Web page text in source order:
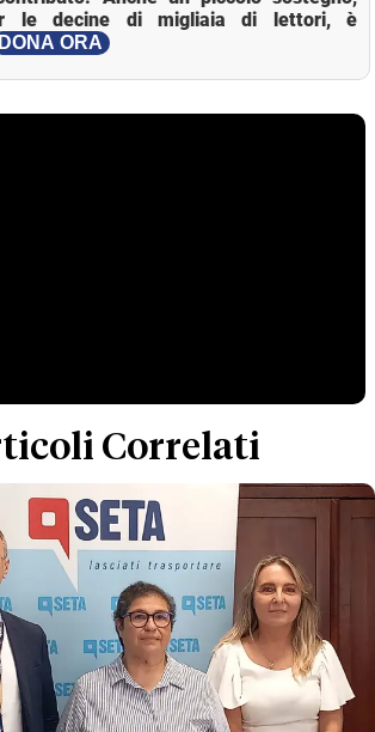
le decine di migliaia di lettori, è
DONA ORA
Correlati